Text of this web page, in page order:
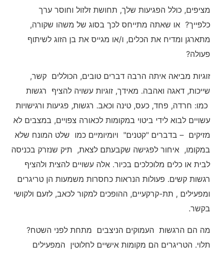
מציפים, כולל הפגיעות שלך, תחושת זלזול וחוסר ערך
כלפייך? או שאתה מתייחס לכך בסוג של משהו שקורה,
מתארגן ומדיח את הכלים, ו/או מגייס את בן הזוג לשיתוף
פעולה?
זוגיות מביאה איתה הרבה דברים טובים, הכוללים קשר,
שייכות, דאגה ואהבה. מאידך, זוגיות עשויה להציף רגשות
כמו: חרדה, פחד, כעס, טינה וכאב. רגשות, פגיעות ורגישויות
עשויים לבוא לידי ביטוי במקומות לכאורה צפויים, במצבים לא
מזיקים – בדברים "קטנים" ויומיומיים כמו שלט המונח שלא
במקומו, איחור לפגישה שקבעתם לצאת, תיק שנזרק בכניסה
לבית או כלים מלוכלכים בכיור. אלה עשויים להצית ולהציף
רגשות קשים. פעולות הנראות כחסרות משמעות הן טריגרים
ומפעילים , תת-קרקעיים, ההופכים למקור לכאב, לזעם ולקושי
בקשר.
מה הם הרגשות העמוקים הניצבים מתחת לפני השטח?
תלוי. הטריגרים הם מקומות אישיים לחלוטין המפעילים